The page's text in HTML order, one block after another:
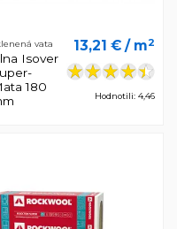
vata
Isover
180
13,21 € / m2
Hodnotili: 4,46